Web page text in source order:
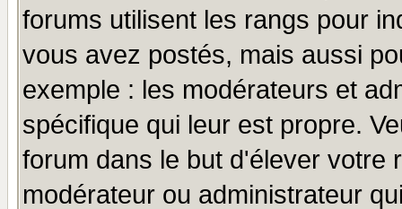
forums utilisent les rangs pour
vous avez postés, mais aussi
exemple : les modérateurs et
spécifique qui leur est propre.
forum dans le but d'élever votre
modérateur ou administrateur